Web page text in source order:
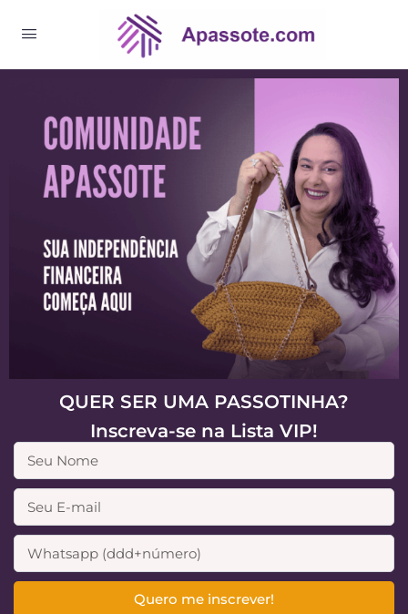
QUER SER UMA PASSOTINHA?
Inscreva-se na Lista VIP!
Quero me inscrever!